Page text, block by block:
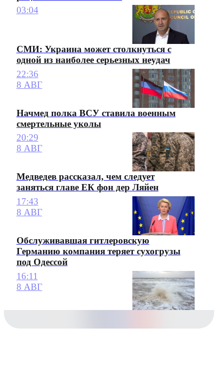
03:04
СМИ: Украина может столкнуться с
одной из наиболее серьезных неудач
22:36
8 АВГ
Начмед полка ВСУ ставила военным
смертельные уколы
20:29
8 АВГ
Медведев рассказал, чем следует
заняться главе ЕК фон дер Ляйен
17:43
8 АВГ
Обслуживавшая гитлеровскую
Германию компания теряет сухогрузы
под Одессой
16:11
8 АВГ